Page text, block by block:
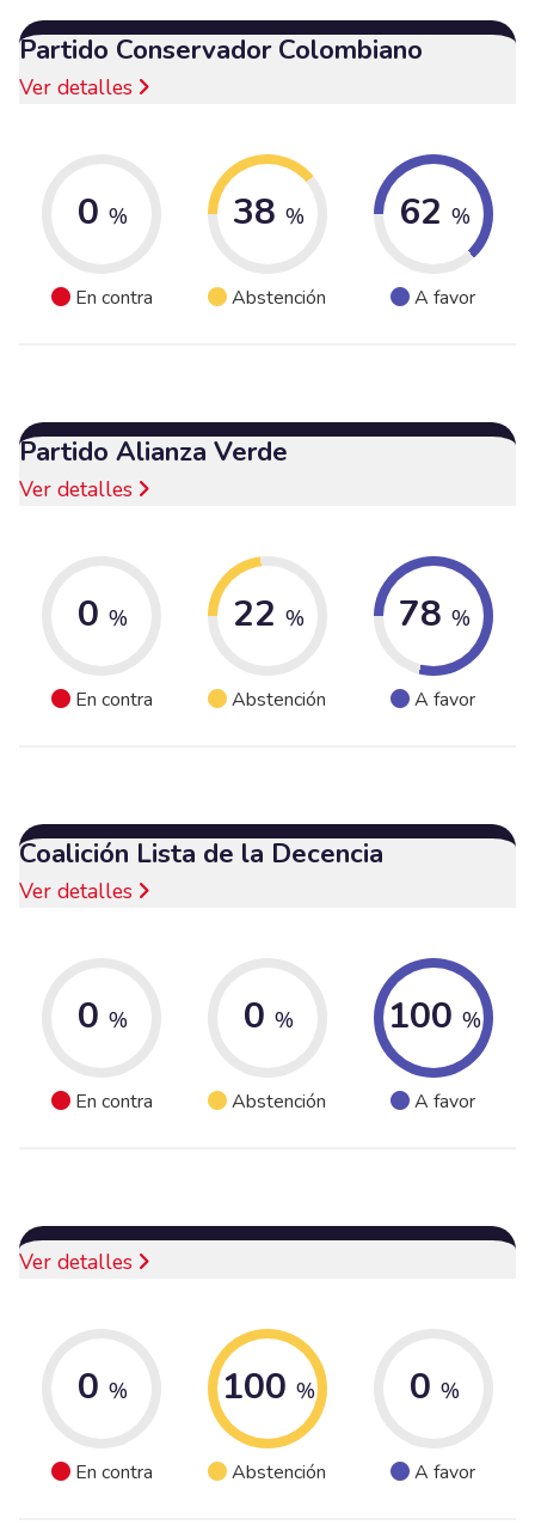
Partido Conservador Colombiano
Ver detalles
0 %
En contra
38 %
Abstención
62 %
A favor
Partido Alianza Verde
Ver detalles
0 %
En contra
22 %
Abstención
78 %
A favor
Coalición Lista de la Decencia
Ver detalles
0 %
En contra
0 %
Abstención
100 %
A favor
Ver detalles
0 %
En contra
100 %
Abstención
0 %
A favor